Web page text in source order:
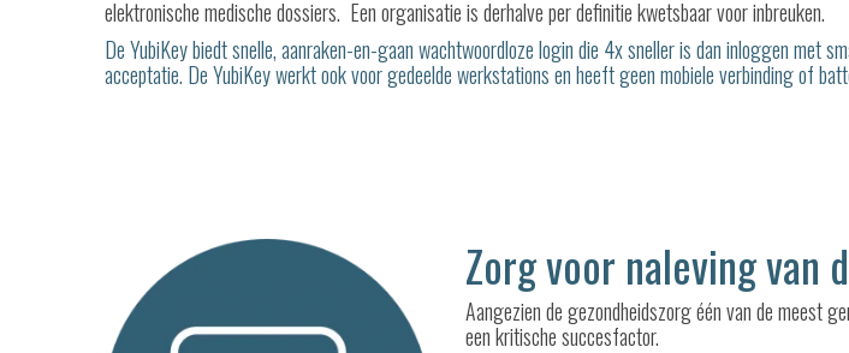
elektronische medische dossiers. Een organisatie is derhalve per definitie kwetsbaar voor inbreuken.
De YubiKey biedt snelle, aanraken-en-gaan wachtwoordloze login die 4x sneller is dan inloggen met
acceptatie. De YubiKey werkt ook voor gedeelde werkstations en heeft geen mobiele verbinding of
Zorg voor naleving van
Aangezien de gezondheidszorg één van de meest
een kritische succesfactor.